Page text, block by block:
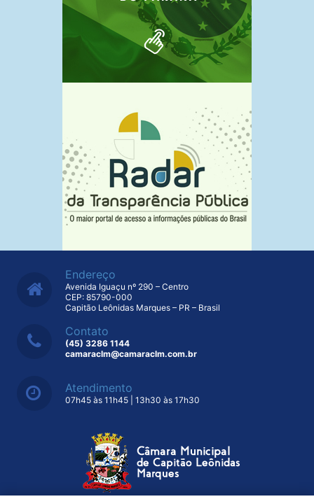
Endereço
Avenida Iguaçu nº 290 – Centro
CEP: 85790-000
Capitão Leônidas Marques – PR – Brasil
Contato
(45) 3286 1144
camaraclm@camaraclm.com.br
Atendimento
07h45 às 11h45 | 13h30 às 17h30